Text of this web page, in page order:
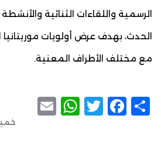
الرسمية واللقاءات الثنائية
الحدث، بهدف عرض أولويات موريتانيا
مع مختلف الأطراف المعنية.
Share
Facebook
Twitter
خميس, 2026/